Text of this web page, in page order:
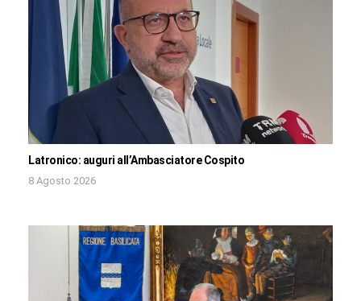
Latronico: auguri all’Ambasciatore Cospito
8 Agosto 2026